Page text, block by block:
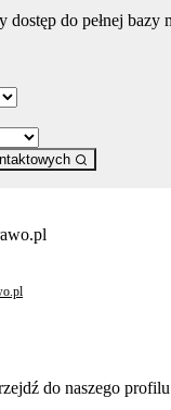
dostęp do pełnej bazy
- otwiera się w nowej karcie
do naszego